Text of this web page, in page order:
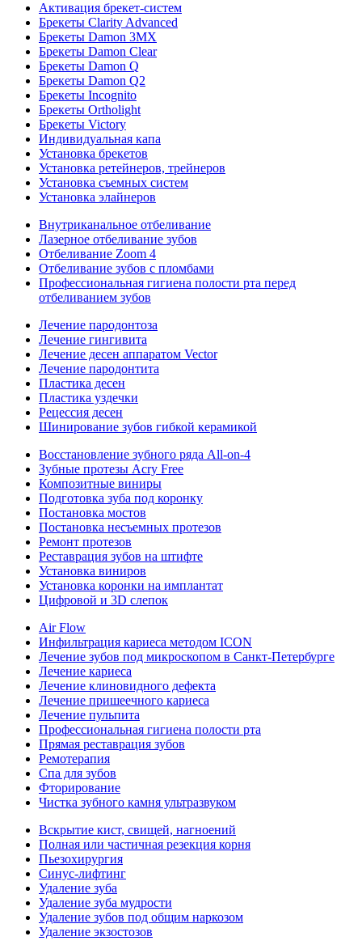
Активация брекет-систем
Брекеты Clarity Advanced
Брекеты Damon 3MX
Брекеты Damon Clear
Брекеты Damon Q
Брекеты Damon Q2
Брекеты Incognito
Брекеты Ortholight
Брекеты Victory
Индивидуальная капа
Установка брекетов
Установка ретейнеров, трейнеров
Установка съемных систем
Установка элайнеров
Внутриканальное отбеливание
Лазерное отбеливание зубов
Отбеливание Zoom 4
Отбеливание зубов с пломбами
Профессиональная гигиена полости рта перед
отбеливанием зубов
Лечение пародонтоза
Лечение гингивита
Лечение десен аппаратом Vector
Лечение пародонтита
Пластика десен
Пластика уздечки
Рецессия десен
Шинирование зубов гибкой керамикой
Восстановление зубного ряда All‑on‑4
Зубные протезы Acry Free
Композитные виниры
Подготовка зуба под коронку
Постановка мостов
Постановка несъемных протезов
Ремонт протезов
Реставрация зубов на штифте
Установка виниров
Установка коронки на имплантат
Цифровой и 3D слепок
Air Flow
Инфильтрация кариеса методом ICON
Лечение зубов под микроскопом в Санкт-Петербурге
Лечение кариеса
Лечение клиновидного дефекта
Лечение пришеечного кариеса
Лечение пульпита
Профессиональная гигиена полости рта
Прямая реставрация зубов
Ремотерапия
Спа для зубов
Фторирование
Чистка зубного камня ультразвуком
Вскрытие кист, свищей, нагноений
Полная или частичная резекция корня
Пьезохирургия
Синус-лифтинг
Удаление зуба
Удаление зуба мудрости
Удаление зубов под общим наркозом
Удаление экзостозов